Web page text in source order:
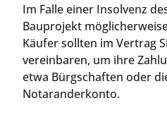
Im Falle einer Insolvenz
Bauprojekt
Käufer sollten im Vertrag
vereinbaren, um ihre
etwa Bürgschaften oder
Notaranderkonto.